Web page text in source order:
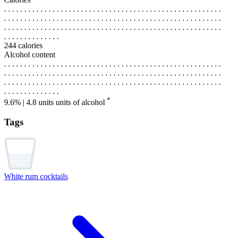
. . . . . . . . . . . . . . . . . . . . . . . . . . . . . . . . . . . . . . . . . . . . . . . . . . . . . .
. . . . . . . . . . . . . . . . . . . . . . . . . . . . . . . . . . . . . . . . . . . . . . . . . . . . . .
. . . . . . . . . . . . . . . . . . . . . . . . . . . . . . . . . . . . . . . . . . . . . . . . . . . . . .
. . . . . . . . . . . . . .
244 calories
Alcohol content
. . . . . . . . . . . . . . . . . . . . . . . . . . . . . . . . . . . . . . . . . . . . . . . . . . . . . .
. . . . . . . . . . . . . . . . . . . . . . . . . . . . . . . . . . . . . . . . . . . . . . . . . . . . . .
. . . . . . . . . . . . . . . . . . . . . . . . . . . . . . . . . . . . . . . . . . . . . . . . . . . . . .
. . . . . . . . . . . . . .
9.6% | 4.8 units units of alcohol *
Tags
White rum cocktails